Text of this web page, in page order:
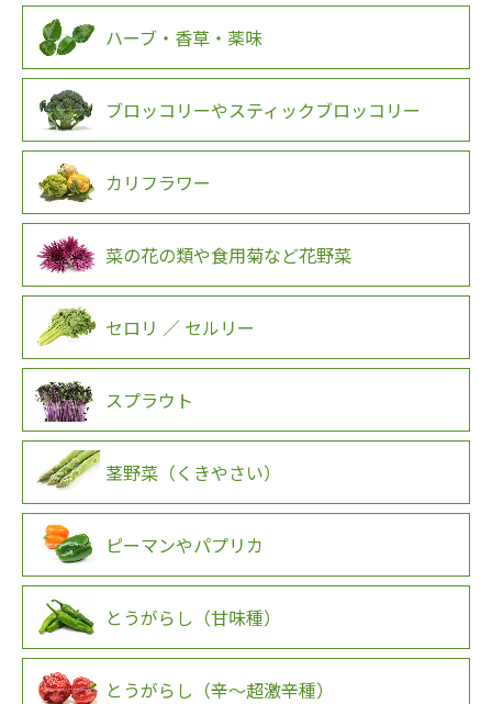
ハーブ・香草・薬味
ブロッコリーやスティックブロッコリー
カリフラワー
菜の花の類や食用菊など花野菜
セロリ ／ セルリー
スプラウト
茎野菜（くきやさい）
ピーマンやパプリカ
とうがらし（甘味種）
とうがらし（辛～超激辛種）